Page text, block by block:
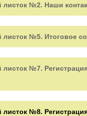
№2. Наши
№5. Итоговое
№7.
№8.